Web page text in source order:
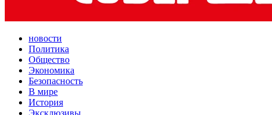
новости
Политика
Общество
Экономика
Безопасность
В мире
История
Эксклюзивы